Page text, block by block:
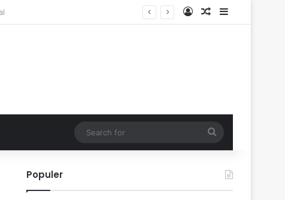
Log InRandom Article
Sidebar
for
Populer